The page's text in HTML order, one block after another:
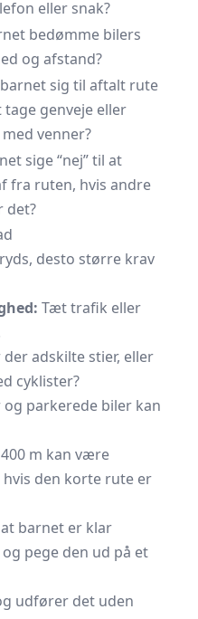
eller snak?
bedømme bilers
og afstand?
sig til aftalt rute
tage genveje eller
venner?
sige “nej” til at
fra ruten, hvis andre
det?
desto større krav
Tæt trafik eller
der adskilte stier, eller
cyklister?
og parkerede biler kan
m kan være
den korte rute er
barnet er klar
pege den ud på et
udfører det uden